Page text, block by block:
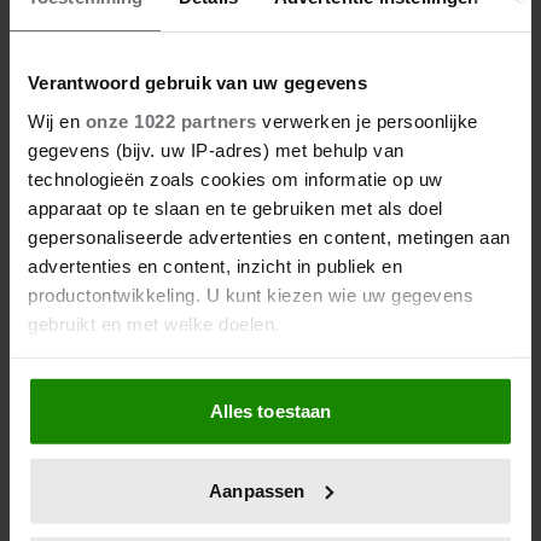
Verantwoord gebruik van uw gegevens
Wij en onze 1022 partners verwerken je persoonlijke
gegevens (bijv. uw IP-adres) met behulp van
technologieën zoals cookies om informatie op uw
apparaat op te slaan en te gebruiken met als doel
gepersonaliseerde advertenties en content, metingen aan
advertenties en content, inzicht in publiek en
productontwikkeling. U kunt kiezen wie uw gegevens
gebruikt en met welke doelen.
Als u het toestaat, willen we ook graag:
Informatie verzamelen over uw geografische
locatie, die tot een paar meter nauwkeurig kan zijn
scannen op specifieke eigenschappen (fingerprinting)
Alles toestaan
Aanpassen